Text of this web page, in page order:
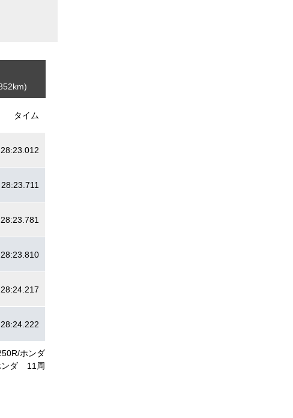
km)
タイム
ホンダ
ンダ 11周
28:23.012
28:23.711
28:23.781
28:23.810
28:24.217
28:24.222